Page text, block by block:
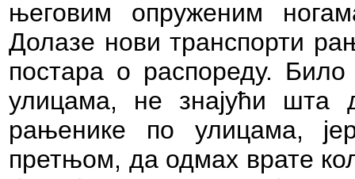
његовим опруженим
Долазе нови транспорти
постара о распореду.
улицама, не знајући шта
рањенике по улицама,
претњом, да одмах врате